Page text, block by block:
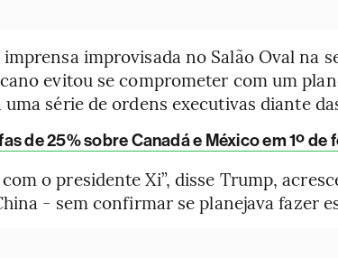
improvisada no Salão Oval na
evitou se comprometer com um
série de ordens executivas diante
de 25% sobre Canadá e México em 1º de
o presidente Xi”, disse Trump,
- sem confirmar se planejava fazer